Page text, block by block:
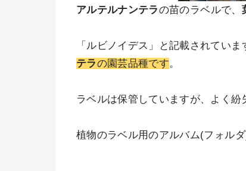
アルテルナンテラの苗のラベルで、
「ルビノイデス」と記載されていま
テラの園芸品種です。
ラベルは保管していますが、よく紛
植物のラベル用のアルバム(フォル